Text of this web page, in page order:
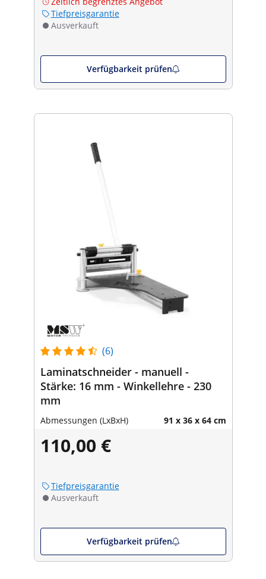
Tiefpreisgarantie
Ausverkauft
Verfügbarkeit prüfen
(6)
Laminatschneider - manuell -
Stärke: 16 mm - Winkellehre - 230
mm
Abmessungen (LxBxH) 91 x 36 x 64 cm
110,00 €
Tiefpreisgarantie
Ausverkauft
Verfügbarkeit prüfen